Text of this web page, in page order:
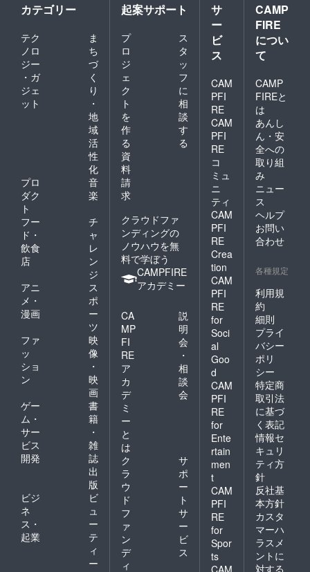
カテゴリー
テク
ノロ
ジー
・ガ
ジェ
ット
ま
ち
づ
く
り
・
地
域
活
性
化
プロ
ダク
ト
音
楽
フー
ド・
飲食
店
チ
ャ
レ
ン
ジ
アニ
メ・
漫画
ス
ポ
ー
ツ
ファ
ッ
ショ
ン
映
像
・
映
画
ゲー
ム・
サー
ビス
開発
書
籍
・
雑
誌
出
版
ビジ
ネ
ス・
起業
ビ
ュ
ー
テ
ィ
ー
起案サポート
プ
ロ
ジ
ェ
ク
ト
を
作
る
ス
タ
ッ
フ
に
相
談
す
る
資
料
請
求
クラウドファ
ンディングの
ノウハウを無
料で学ぼう
CAMPFIRE
アカデミー
CA
MP
FI
RE
ア
カ
デ
ミ
ー
と
は
説
明
会
・
相
談
会
ク
ラ
ウ
ド
フ
ァ
ン
デ
ィ
サ
ポ
ー
ト
サ
ー
ビ
ス
サ
ー
ビ
ス
CAM
PFI
RE
CAM
PFI
RE
コ
ミュ
ニ
ティ
CAM
PFI
RE
Crea
tion
CAM
PFI
RE
for
Soci
al
Goo
d
CAM
PFI
RE
for
Ente
rtain
men
t
CAM
PFI
RE
for
Spor
ts
CAM
CAMP
FIRE
につい
て
CAMP
FIREと
は
あんし
ん・安
全への
取り組
み
ニュー
ス
ヘルプ
お問い
合わせ
各種規定
利用規
約
細則
プライ
バシー
ポリ
シー
特定商
取引法
に基づ
く表記
情報セ
キュリ
ティ方
針
反社基
本方針
カスタ
マーハ
ラスメ
ントに
対する